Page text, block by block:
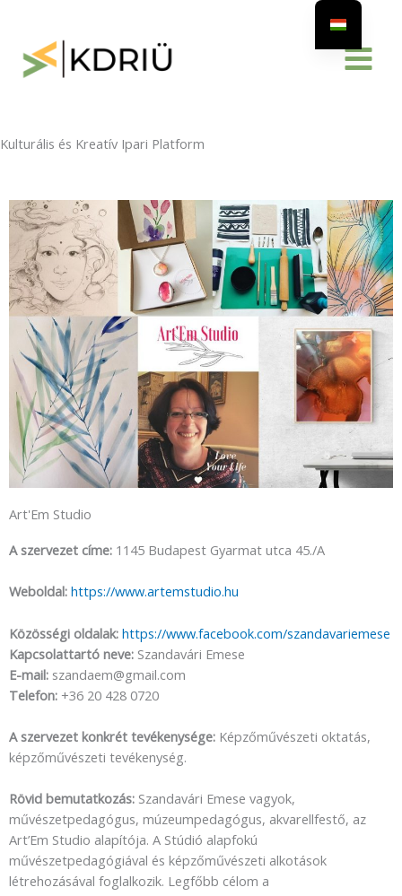
content
Kulturális és Kreatív Ipari Platform
Art'Em Studio
A szervezet címe: 1145 Budapest Gyarmat utca 45./A
Weboldal: https://www.artemstudio.hu
Közösségi oldalak: https://www.facebook.com/szandavariemese
Kapcsolattartó neve: Szandavári Emese
E-mail: szandaem@gmail.com
Telefon: +36 20 428 0720
A szervezet konkrét tevékenysége: Képzőművészeti oktatás,
képzőművészeti tevékenység.
Rövid bemutatkozás: Szandavári Emese vagyok,
művészetpedagógus, múzeumpedagógus, akvarellfestő, az
Art’Em Studio alapítója. A Stúdió alapfokú
művészetpedagógiával és képzőművészeti alkotások
létrehozásával foglalkozik. Legfőbb célom a